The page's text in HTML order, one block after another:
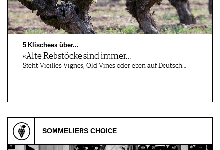
5 Klischees über...
«Alte Rebstöcke sind immer…
Steht Vieilles Vignes, Old Vines oder eben auf Deutsch…
SOMMELIERS CHOICE